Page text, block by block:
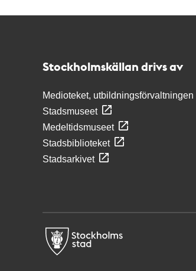
Stockholmskällan drivs av
Medioteket, utbildningsförvaltningen
Stadsmuseet
Medeltidsmuseet
Stadsbiblioteket
Stadsarkivet